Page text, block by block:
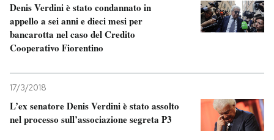
Denis Verdini è stato condannato in
appello a sei anni e dieci mesi per
bancarotta nel caso del Credito
Cooperativo Fiorentino
17/3/2018
L’ex senatore Denis Verdini è stato assolto
nel processo sull’associazione segreta P3